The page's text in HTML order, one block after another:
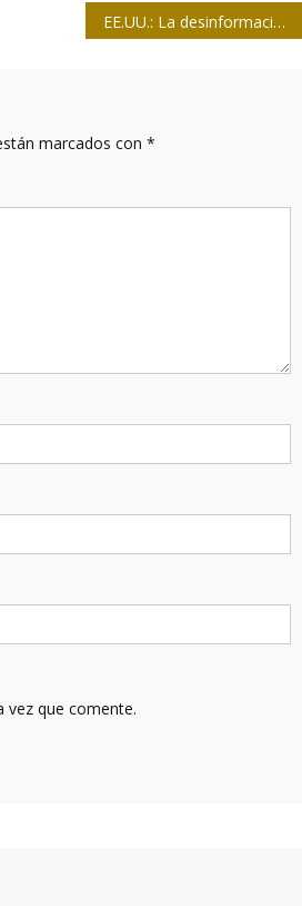
EE.UU.: La desinformación en español incrementa a la par con el tono político
marcados con *
vez que comente.